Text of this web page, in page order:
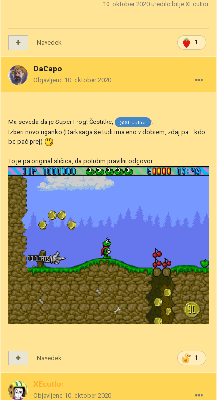
10. oktober 2020 uredilo bitje XEcutIor
1
Navedek
DaCapo
Objavljeno 10. oktober 2020
Ma seveda da je Super Frog! Čestitke, @XEcutIor
!
Izberi novo uganko (Darksaga še tudi ima eno v dobrem, zdaj pa... kdo
bo pač prej)
To je pa original sličica, da potrdim pravilni odgovor:
1
Navedek
XEcutIor
Objavljeno 10. oktober 2020